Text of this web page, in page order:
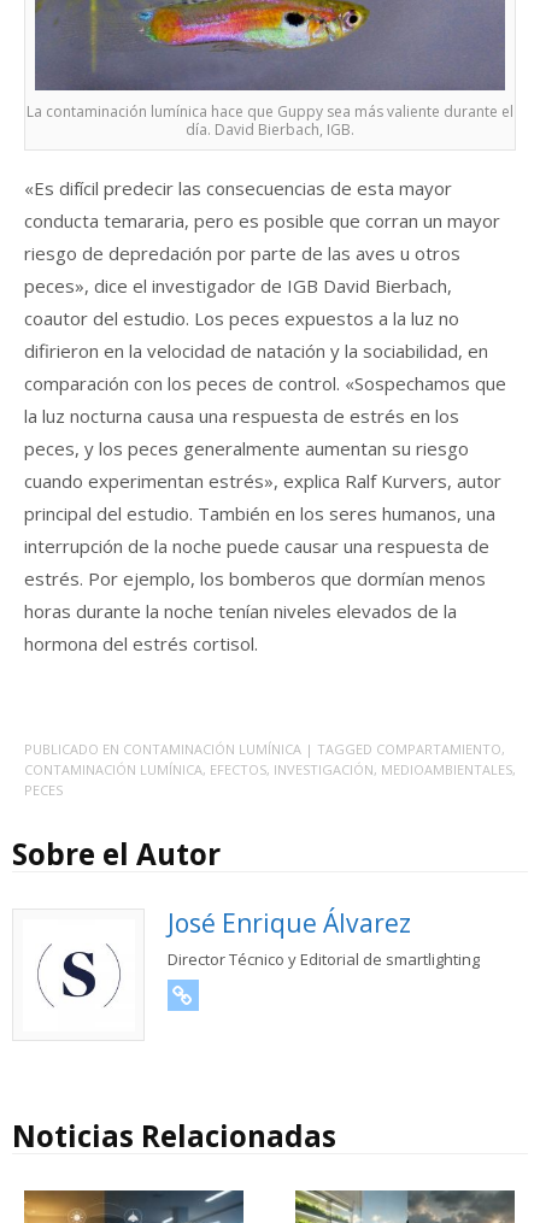
La contaminación lumínica hace que Guppy sea más valiente durante el
día. David Bierbach, IGB.
«Es difícil predecir las consecuencias de esta mayor
conducta temararia, pero es posible que corran un mayor
riesgo de depredación por parte de las aves u otros
peces», dice el investigador de IGB David Bierbach,
coautor del estudio. Los peces expuestos a la luz no
difirieron en la velocidad de natación y la sociabilidad, en
comparación con los peces de control. «Sospechamos que
la luz nocturna causa una respuesta de estrés en los
peces, y los peces generalmente aumentan su riesgo
cuando experimentan estrés», explica Ralf Kurvers, autor
principal del estudio. También en los seres humanos, una
interrupción de la noche puede causar una respuesta de
estrés. Por ejemplo, los bomberos que dormían menos
horas durante la noche tenían niveles elevados de la
hormona del estrés cortisol.
PUBLICADO EN CONTAMINACIÓN LUMÍNICA | TAGGED COMPARTAMIENTO,
CONTAMINACIÓN LUMÍNICA, EFECTOS, INVESTIGACIÓN, MEDIOAMBIENTALES,
PECES
Sobre el Autor
José Enrique Álvarez
Director Técnico y Editorial de smartlighting
Noticias Relacionadas